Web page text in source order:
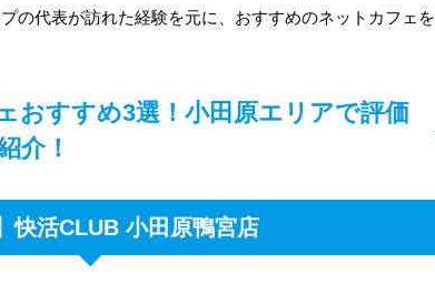
の代表が訪れた経験を元に、おすすめのネットカフェを
おすすめ3選！小田原エリアで評価
介！
快活CLUB 小田原鴨宮店